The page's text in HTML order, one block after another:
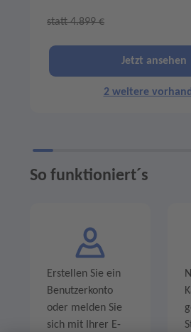
statt 4.899 €
Jetzt ansehen
2 weitere
So funktioniert´s
Erstellen Sie ein
Benutzerkonto
oder melden Sie
sich mit Ihrer E-